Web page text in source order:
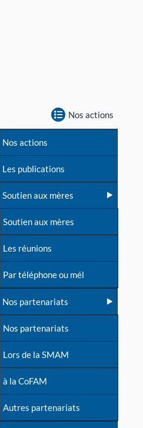
Nos actions
Nos actions
Les publications
Soutien aux mères
Soutien aux mères
Les réunions
Par téléphone ou mél
Nos partenariats
Nos partenariats
Lors de la SMAM
à la CoFAM
Autres partenariats